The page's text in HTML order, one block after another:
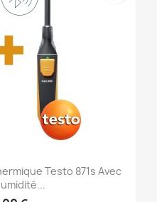
Testo 871s Avec